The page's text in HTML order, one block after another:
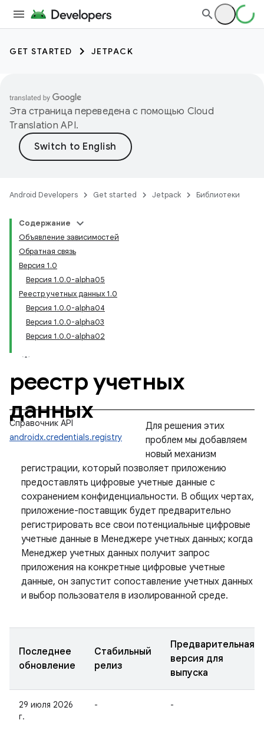
GET STARTED JETPACK
Эта страница переведена с помощью Cloud
Translation API.
Android Developers Get started Jetpack Библиотеки
Содержание
Объявление зависимостей
Обратная связь
Версия 1.0
Версия 1.0.0-alpha05
Реестр учетных данных 1.0
Версия 1.0.0-alpha04
Версия 1.0.0-alpha03
Версия 1.0.0-alpha02
реестр учетных
данных
Справочник API
androidx.credentials.registry
Для решения этих
проблем мы добавляем
новый механизм
регистрации, который позволяет приложению
предоставлять цифровые учетные данные с
сохранением конфиденциальности. В общих чертах,
приложение-поставщик будет предварительно
регистрировать все свои потенциальные цифровые
учетные данные в Менеджере учетных данных; когда
Менеджер учетных данных получит запрос
приложения на конкретные цифровые учетные
данные, он запустит сопоставление учетных данных
и выбор пользователя в изолированной среде.
Последнее
обновление
Стабильный
релиз
Предварительная
версия для
выпуска
29 июля 2026
г.
- -